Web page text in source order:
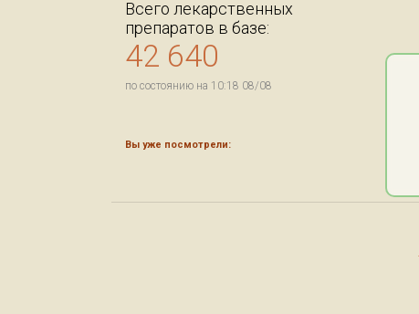
Всего лекарственных
препаратов в базе:
42 640
по состоянию на 10:18 08/08
Вы уже посмотрели: